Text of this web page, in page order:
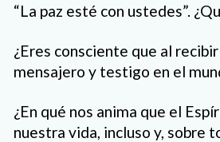
“La paz esté con ustedes”.
¿Eres consciente que al
mensajero y testigo en el
¿En qué nos anima que el
nuestra vida, incluso y, sobre